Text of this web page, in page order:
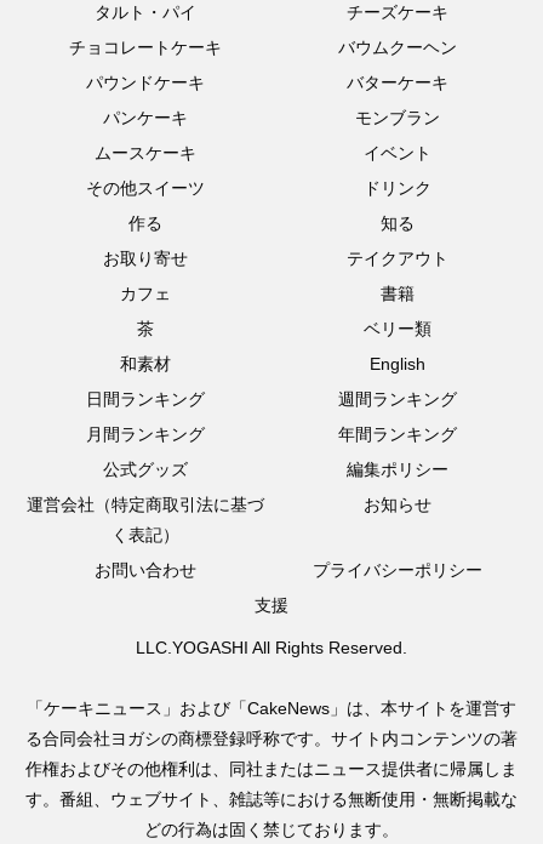
タルト・パイ
チーズケーキ
チョコレートケーキ
バウムクーヘン
パウンドケーキ
バターケーキ
パンケーキ
モンブラン
ムースケーキ
イベント
その他スイーツ
ドリンク
作る
知る
お取り寄せ
テイクアウト
カフェ
書籍
茶
ベリー類
和素材
English
日間ランキング
週間ランキング
月間ランキング
年間ランキング
公式グッズ
編集ポリシー
運営会社（特定商取引法に基づ
く表記）
お知らせ
お問い合わせ
プライバシーポリシー
支援
LLC.YOGASHI All Rights Reserved.
「ケーキニュース」および「CakeNews」は、本サイトを運営す
る合同会社ヨガシの商標登録呼称です。サイト内コンテンツの著
作権およびその他権利は、同社またはニュース提供者に帰属しま
す。番組、ウェブサイト、雑誌等における無断使用・無断掲載な
どの行為は固く禁じております。